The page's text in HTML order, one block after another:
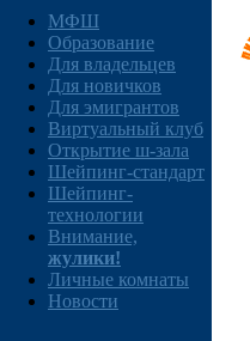
МФШ
Образование
Для владельцев
Для новичков
Для эмигрантов
Виртуальный клуб
Открытие ш-зала
Шейпинг-стандарт
Шейпинг-
технологии
Внимание,
жулики!
Личные комнаты
Новости